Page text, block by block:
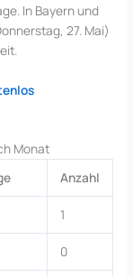
In Bayern und
27. Mai)
Monat
Anzahl
1
0